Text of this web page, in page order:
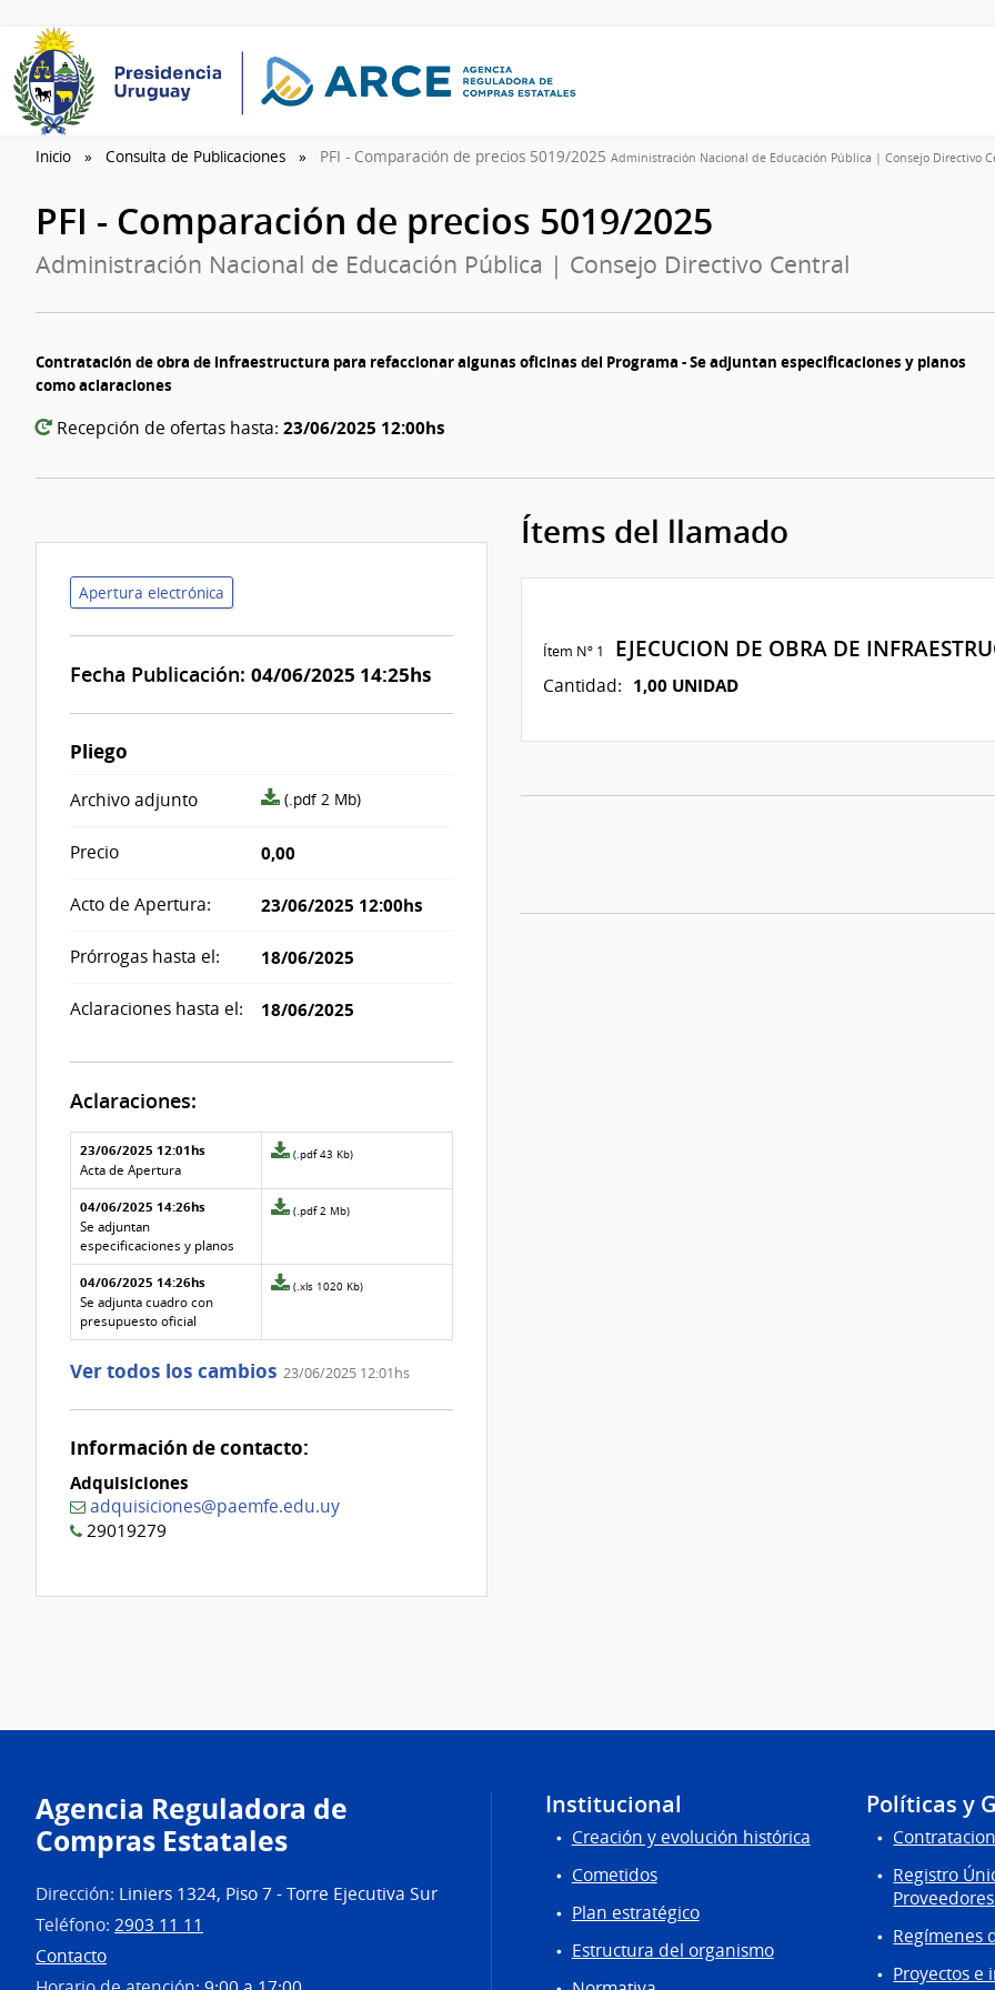
Inicio Consulta de Publicaciones PFI - Comparación de precios 5019/2025 Administración Nacional de Educación Pública | Consejo Directivo
PFI - Comparación de precios 5019/2025
Administración Nacional de Educación Pública | Consejo Directivo Central
Contratación de obra de infraestructura para refaccionar algunas oficinas del Programa - Se adjuntan especificaciones y planos
como aclaraciones
Recepción de ofertas hasta: 23/06/2025 12:00hs
Apertura electrónica
Fecha Publicación: 04/06/2025 14:25hs
Pliego
Archivo adjunto
archivo
(.pdf 2 Mb)
Precio 0,00
Acto de Apertura: 23/06/2025 12:00hs
Prórrogas hasta el: 18/06/2025
Aclaraciones hasta el: 18/06/2025
Aclaraciones:
Aclaraciones del llamado
Fecha y
texto de
la
aclaración
Archivo
de la
aclaración
23/06/2025 12:01hs
Acta de Apertura
Archivo
de
la
2
(.pdf 43 Kb)
04/06/2025 14:26hs
Se adjuntan
especificaciones y planos
Archivo
la
aclaración
(.pdf 2 Mb)
04/06/2025 14:26hs
Se adjunta cuadro con
presupuesto oficial
Archivo
la
Nº
(.xls 1020 Kb)
Ver todos los cambios 23/06/2025 12:01hs
Información de contacto:
Adquisiciones
adquisiciones@paemfe.edu.uy
29019279
Ítems del llamado
Ítem Nº 1 EJECUCION DE OBRA DE
Cantidad: 1,00 UNIDAD
Agencia Reguladora de
Compras Estatales
Dirección: Liniers 1324, Piso 7 - Torre Ejecutiva Sur
Teléfono: 2903 11 11
Contacto
Institucional
Creación y evolución histórica
Cometidos
Plan estratégico
Estructura del organismo
Políticas y
Registro
Regímenes
Proyectos e